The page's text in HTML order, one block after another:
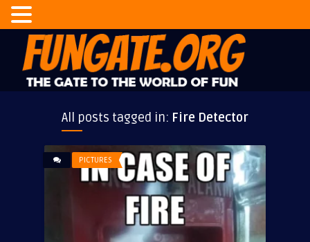
All posts tagged in: Fire Detector
PICTURES